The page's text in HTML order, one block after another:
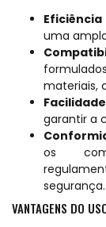
uma
materiais,
garantir a
os
segurança.
VANTAGENS DO